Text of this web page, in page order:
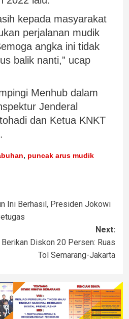
kepada masyarakat
perjalanan mudik
angka ini tidak
balik nanti,” ucap
Menhub dalam
Jenderal
dan Ketua KNKT
, puncak arus mudik
Ini Berhasil, Presiden Jokowi
Next:
Diskon 20 Persen: Ruas
Tol Semarang-Jakarta